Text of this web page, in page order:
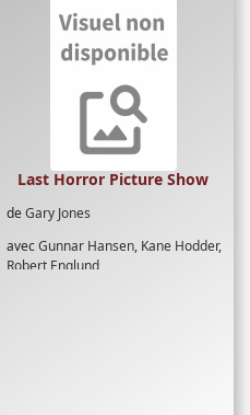
deGary Jones
avecGunnar Hansen, Kane Hodder,
Robert Englund
Last Horror Picture Show